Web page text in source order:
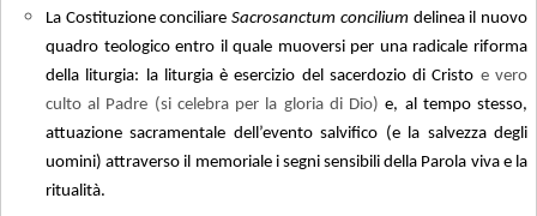
La Costituzione conciliareSacrosanctum concilium delinea il nuovo
quadro teologico entro il quale muoversi per una radicale riforma
della liturgia: la liturgia è esercizio del sacerdozio di Cristo e vero
culto al Padre (si celebra per la gloria di Dio)e, al tempo stesso,
attuazione sacramentale dell’evento salvifico (e la salvezza degli
uomini) attraverso il memoriale i segni sensibili della Parola viva e la
ritualità.